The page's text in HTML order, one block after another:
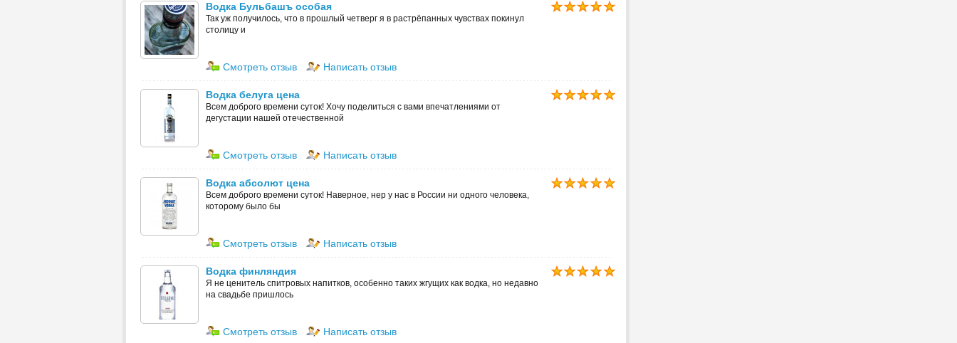
Водка Бульбашъ особая
Так уж получилось, что в прошлый четверг я в растрёпанных чувствах покинул
столицу и
Смотреть отзыв Написать отзыв
Водка белуга цена
Всем доброго времени суток! Хочу поделиться с вами впечатлениями от
дегустации нашей отечественной
Смотреть отзыв Написать отзыв
Водка абсолют цена
Всем доброго времени суток! Наверное, нер у нас в России ни одного человека,
которому было бы
Смотреть отзыв Написать отзыв
Водка финляндия
Я не ценитель спитровых напитков, особенно таких жгущих как водка, но недавно
на свадьбе пришлось
Смотреть отзыв Написать отзыв